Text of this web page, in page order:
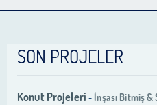
SON PROJELER
Konut Projeleri - İnşası Bitmiş &